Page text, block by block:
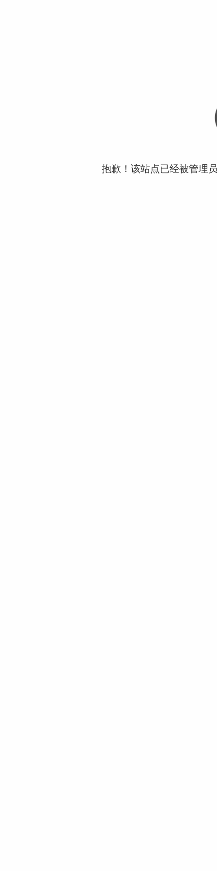
抱歉！该站点已经被管理